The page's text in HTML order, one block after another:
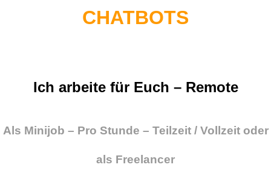
CHATBOTS
Ich arbeite für Euch – Remote
Als Minijob – Pro Stunde – Teilzeit / Vollzeit oder
als Freelancer